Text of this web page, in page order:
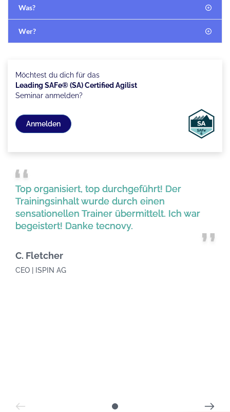
Was?
Wer?
Möchtest du dich für das
Leading SAFe® (SA) Certified Agilist
Seminar anmelden?
Anmelden
Top organisiert, top durchgeführt! Der
Trainingsinhalt wurde durch einen
sensationellen Trainer übermittelt. Ich war
begeistert! Danke tecnovy.
C. Fletcher
CEO | ISPIN AG